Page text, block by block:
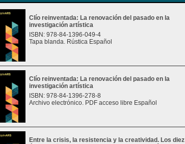
Clío reinventada: La renovación del pasado en la
investigación artística
ISBN: 978-84-1396-049-4
Tapa blanda. Rústica Español
Clío reinventada: La renovación del pasado en la
investigación artística
ISBN: 978-84-1396-278-8
Archivo electrónico. PDF acceso libre Español
Entre la crisis, la resistencia y la creatividad. Los diez